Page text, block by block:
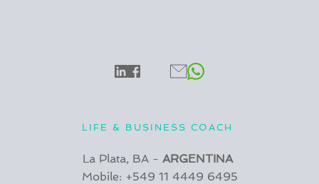
LIFE & BUSINESS COACH
La Plata, BA - ARGENTINA
Mobile: +549 11 4449 6495